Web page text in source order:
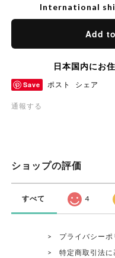
International
Add
日本国内にお
Save ポスト シェア
通報する
ショップの評価
すべて 4
プライバシーポ
特定商取引法